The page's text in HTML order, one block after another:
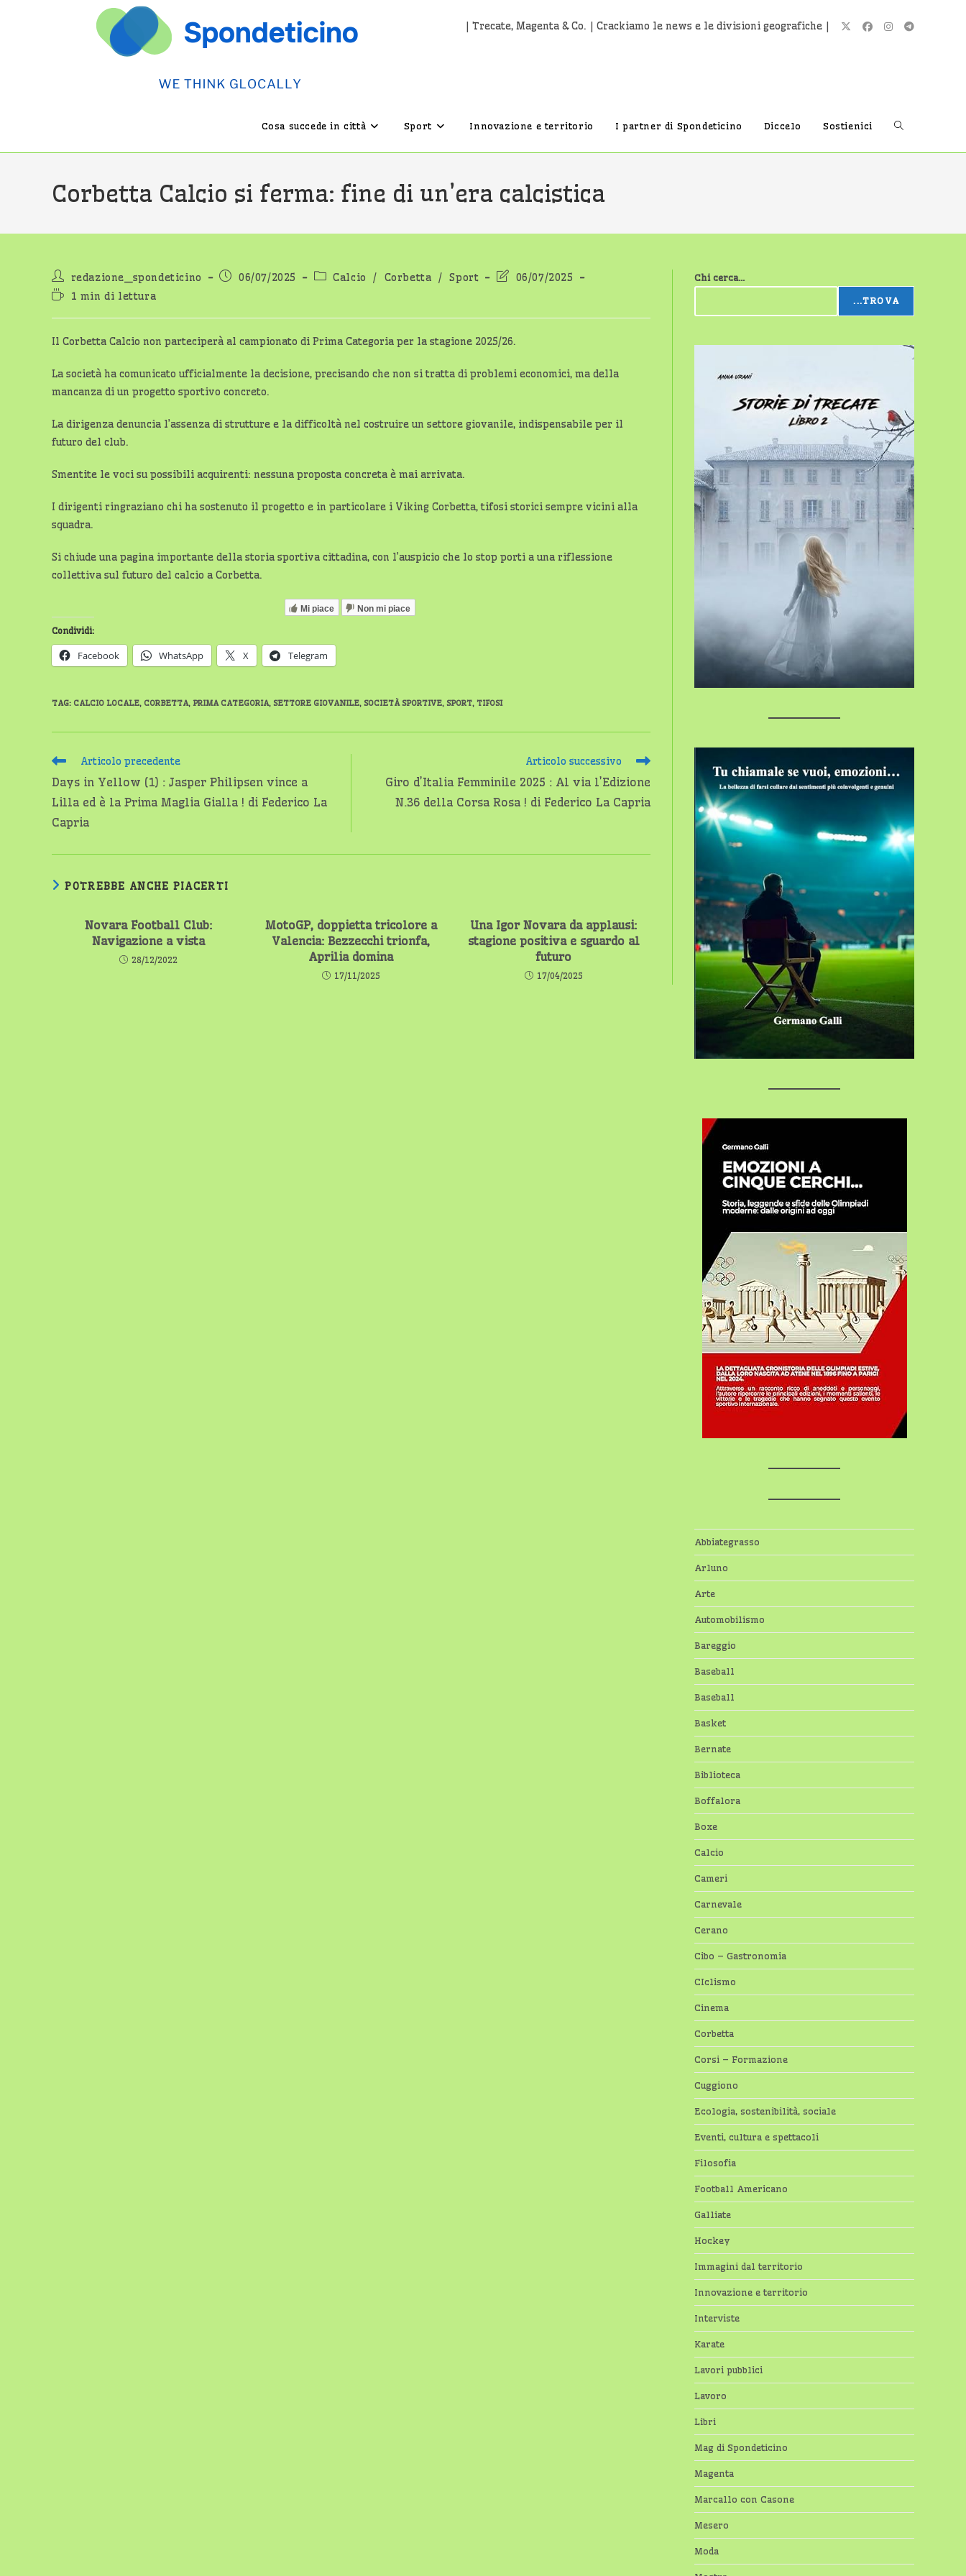
| Trecate, Magenta & Co. | Crackiamo le news e le divisioni geografiche |
Cosa succede in città Sport Innovazione e territorio I partner di Spondeticino Diccelo Sostienici Attiva/
ricerca
sul
Corbetta Calcio si ferma: fine di un’era calcistica
Autore
dell'articolo:
redazione_spondeticino
Articolo
06/07/2025
Categoria
Calcio / Corbetta / Sport
Ultima06/07/2025
Tempo
lettura:
1 min di lettura
Il Corbetta Calcio non parteciperà al campionato di Prima Categoria per la stagione 2025/26.
La società ha comunicato ufficialmente la decisione, precisando che non si tratta di problemi economici, ma della
mancanza di un progetto sportivo concreto.
La dirigenza denuncia l’assenza di strutture e la difficoltà nel costruire un settore giovanile, indispensabile per il
futuro del club.
Smentite le voci su possibili acquirenti: nessuna proposta concreta è mai arrivata.
I dirigenti ringraziano chi ha sostenuto il progetto e in particolare i Viking Corbetta, tifosi storici sempre vicini alla
squadra.
Si chiude una pagina importante della storia sportiva cittadina, con l’auspicio che lo stop porti a una riflessione
collettiva sul futuro del calcio a Corbetta.
Mi piace Non mi piace
Condividi:
Facebook WhatsApp X Telegram
TAG: CALCIO LOCALE, CORBETTA, PRIMA CATEGORIA, SETTORE GIOVANILE, SOCIETÀ SPORTIVE, SPORT, TIFOSI
Leggi
articoli
Articolo precedente
Days in Yellow (1) : Jasper Philipsen vince a
Lilla ed è la Prima Maglia Gialla ! di Federico La
Capria
Articolo successivo
Giro d’Italia Femminile 2025 : Al via l’Edizione
N.36 della Corsa Rosa ! di Federico La Capria
POTREBBE ANCHE PIACERTI
Novara Football Club:
Navigazione a vista
28/12/2022
MotoGP, doppietta tricolore a
Valencia: Bezzecchi trionfa,
Aprilia domina
17/11/2025
Una Igor Novara da applausi:
stagione positiva e sguardo al
futuro
17/04/2025
Chi cerca...
...TROVA
Abbiategrasso
Arluno
Arte
Automobilismo
Bareggio
Baseball
Baseball
Basket
Bernate
Biblioteca
Boffalora
Boxe
Calcio
Cameri
Carnevale
Cerano
Cibo – Gastronomia
CIclismo
Cinema
Corbetta
Corsi – Formazione
Cuggiono
Ecologia, sostenibilità, sociale
Eventi, cultura e spettacoli
Filosofia
Football Americano
Galliate
Hockey
Immagini dal territorio
Innovazione e territorio
Interviste
Karate
Lavori pubblici
Lavoro
Libri
Mag di Spondeticino
Magenta
Marcallo con Casone
Mesero
Moda